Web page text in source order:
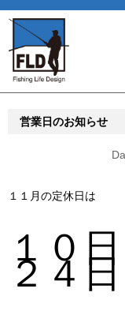
営業日のお知らせ
１１月の定休日は
１０
２４